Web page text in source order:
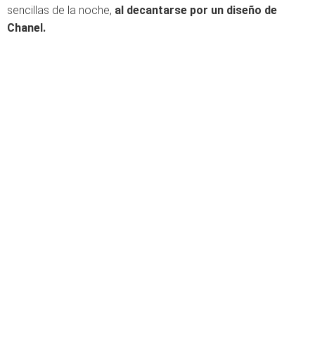
sencillas de la noche, al decantarse por un diseño de
Chanel.